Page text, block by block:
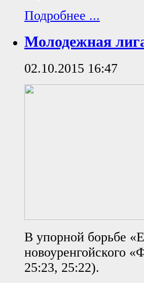
Подробнее ...
Молодежная
02.10.2015 16:47
В упорной борьбе
новоуренгойского
25:23, 25:22).